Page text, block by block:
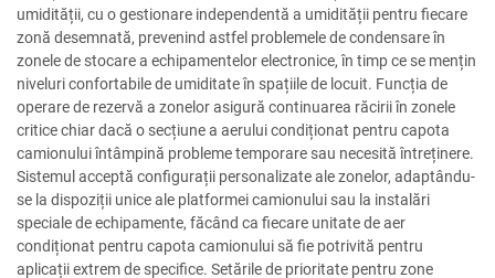
umidității, cu o gestionare independentă a umidității pentru fiecare
zonă desemnată, prevenind astfel problemele de condensare în
zonele de stocare a echipamentelor electronice, în timp ce se mențin
niveluri confortabile de umiditate în spațiile de locuit. Funcția de
operare de rezervă a zonelor asigură continuarea răcirii în zonele
critice chiar dacă o secțiune a aerului condiționat pentru capota
camionului întâmpină probleme temporare sau necesită întreținere.
Sistemul acceptă configurații personalizate ale zonelor, adaptându-
se la dispoziții unice ale platformei camionului sau la instalări
speciale de echipamente, făcând ca fiecare unitate de aer
condiționat pentru capota camionului să fie potrivită pentru
aplicații extrem de specifice. Setările de prioritate pentru zone